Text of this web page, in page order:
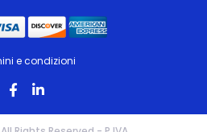
e condizioni